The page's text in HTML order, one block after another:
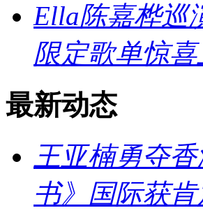
Ella陈嘉桦巡
限定歌单惊
最新动态
王亚楠勇夺
书》国际获肯